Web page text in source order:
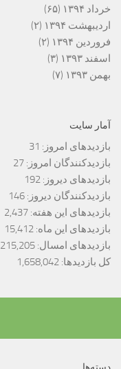
خرداد ۱۳۹۴
(۶۵)
اردیبهشت ۱۳۹۴
(۲)
فروردین ۱۳۹۴
(۲)
اسفند ۱۳۹۳
(۳)
بهمن ۱۳۹۳
(۷)
آمار سایت
بازدیدهای امروز: 31
بازدیدکنندگان امروز: 27
بازدیدهای دیروز: 192
بازدیدکنندگان دیروز: 146
بازدیدهای این هفته: 2,437
بازدیدهای این ماه: 15,412
بازدیدهای امسال: 215,205
کل بازدیدها: 1,658,042